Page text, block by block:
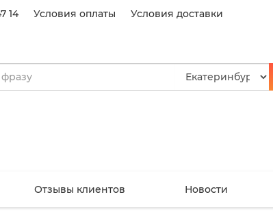
14 Условия оплаты Условия доставки
Отзывы клиентов Новости